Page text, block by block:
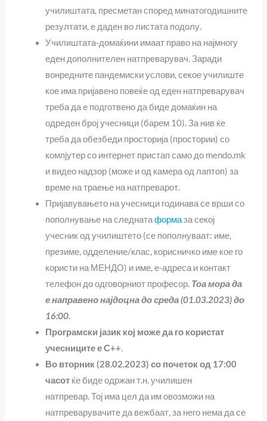
училиштата, пресметан според минатогодишните
резултати, е даден во листата подолу.
Училиштата-домаќини имаат право на најмногу
еден дополнителен натпреварувач. Заради
вонредните пандемиски услови, секое училиште
кое има пријавено повеќе од еден натпреварувач
треба да е подготвено да биде домаќин на
одреден број учесници (барем 10). За нив ќе
треба да обезбеди просторија (простории) со
компјутер со интернет пристап само до mendo.mk
и видео надзор (може и од камера од лаптоп) за
време на траење на натпреварот.
Пријавувањето на учесници годинава се врши со
пополнување на следнатаформаза секој
учесник од училиштето (се пополнуваат: име,
презиме, одделение/клас, корисничко име кое го
користи на МЕНДО) и име, е-адреса и контакт
телефон до одговорниот професор. Тоа мора да
е направено најдоцна до среда (01.03.2023) до
16:00.
Програмски јазик кој може да го користат
учесниците е С++.
Во вторник (28.02.2023) со почеток од 17:00
часот ќе биде одржан т.н. училишен
натпревар. Тој има цел да им овозможи на
натпреварувачите да вежбаат, за него нема да се